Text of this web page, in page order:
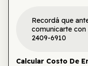
Recordá que
comunicarte con
2409-6910
Calcular Costo De